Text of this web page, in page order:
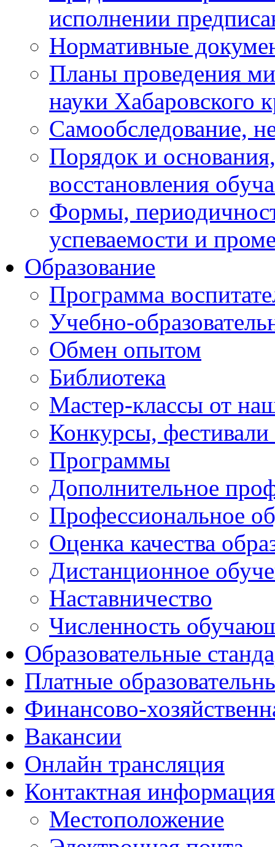
исполнении
Нормативные
Планы проведения
науки Хабаровского
Самообследование,
Порядок и
восстановления
Формы,
успеваемости и
Образование
Программа
Учебно-
Обмен опытом
Библиотека
Мастер-классы от
Конкурсы,
Программы
Дополнительное
Профессиональное
Оценка качества
Дистанционное
Наставничество
Численность
Образовательные
Платные
Финансово-
Вакансии
Онлайн трансляция
Контактная информация
Местоположение